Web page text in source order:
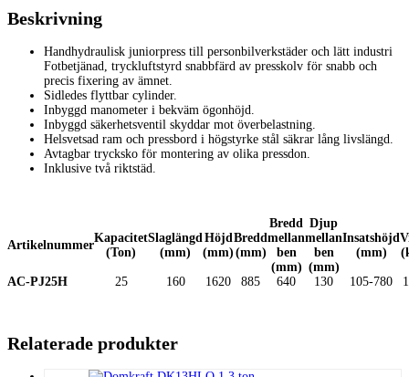
Beskrivning
Handhydraulisk juniorpress till personbilverkstäder och lätt industri
Fotbetjänad, tryckluftstyrd snabbfärd av presskolv för snabb och
precis fixering av ämnet.
Sidledes flyttbar cylinder.
Inbyggd manometer i bekväm ögonhöjd.
Inbyggd säkerhetsventil skyddar mot överbelastning.
Helsvetsad ram och pressbord i högstyrke stål säkrar lång livslängd.
Avtagbar trycksko för montering av olika pressdon.
Inklusive två riktstäd.
Artikelnummer
Kapacitet
(Ton)
Slaglängd
(mm)
Höjd
(mm)
Bredd
(mm)
Bredd
mellan
ben
(mm)
Djup
mellan
ben
(mm)
Insatshöjd
(mm)
AC-PJ25H 25 160 1620 885 640 130 105-780
Relaterade produkter